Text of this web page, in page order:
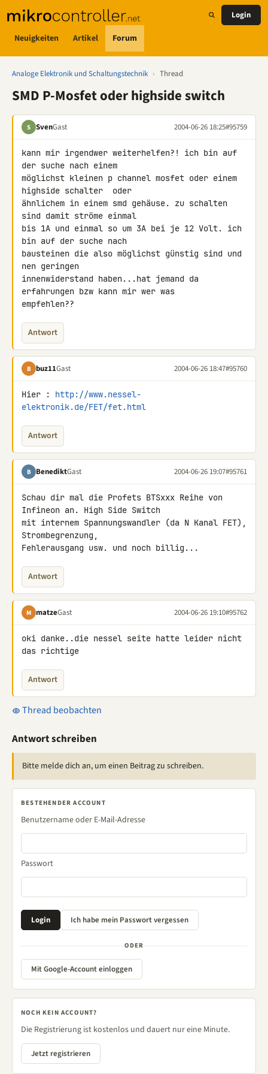
Neuigkeiten Artikel Forum
Login
Analoge Elektronik und Schaltungstechnik › Thread
SMD P-Mosfet oder highside switch
S SvenGast 2004-06-26 18:25#95759
kann mir irgendwer weiterhelfen?! ich bin auf
der suche nach einem
möglichst kleinen p channel mosfet oder einem
highside schalter  oder
ähnlichem in einem smd gehäuse. zu schalten
sind damit ströme einmal
bis 1A und einmal so um 3A bei je 12 Volt. ich
bin auf der suche nach
bausteinen die also möglichst günstig sind und
nen geringen
innenwiderstand haben...hat jemand da
erfahrungen bzw kann mir wer was
empfehlen??
Antwort
B buz11Gast 2004-06-26 18:47#95760
Hier : http://www.nessel-
elektronik.de/FET/fet.html
Antwort
B BenediktGast 2004-06-26 19:07#95761
Schau dir mal die Profets BTSxxx Reihe von
Infineon an. High Side Switch
mit internem Spannungswandler (da N Kanal FET),
Strombegrenzung,
Fehlerausgang usw. und noch billig...
Antwort
M matzeGast 2004-06-26 19:10#95762
oki danke..die nessel seite hatte leider nicht
das richtige
Antwort
Thread beobachten
Antwort schreiben
Bitte melde dich an, um einen Beitrag zu schreiben.
BESTEHENDER ACCOUNT
Benutzername oder E-Mail-Adresse
Passwort
ODER
Mit Google-Account einloggen
NOCH KEIN ACCOUNT?
Die Registrierung ist kostenlos und dauert nur eine Minute.
Jetzt registrieren